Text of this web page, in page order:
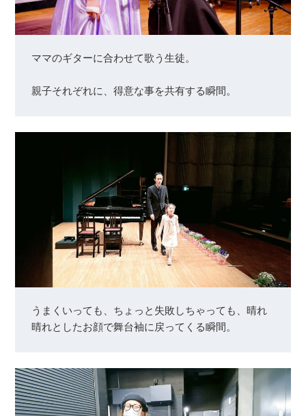
ママのギターに合わせて歌う生徒。
親子それぞれに、得意な事を共有する瞬間。
うまくいっても、ちょっと失敗しちゃっても、晴れ
晴れとしたお顔で舞台袖に戻ってくる瞬間。